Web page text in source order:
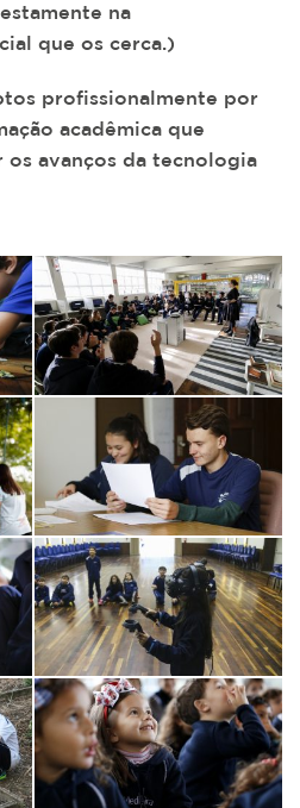
na
que os cerca.)
profissionalmente por
acadêmica que
os avanços da tecnologia